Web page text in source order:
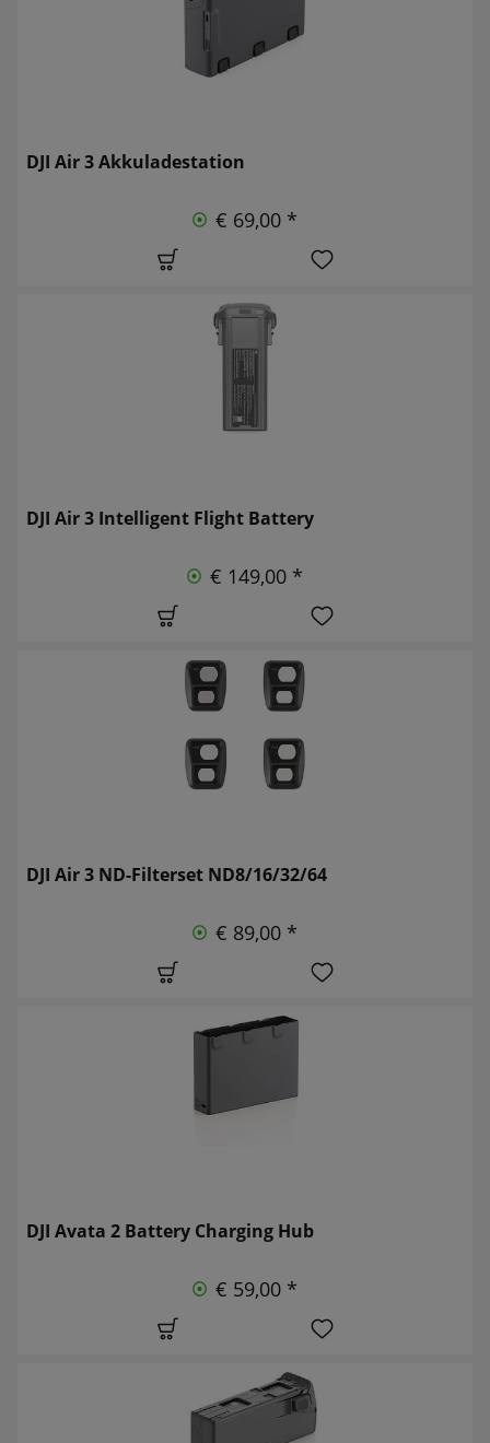
DJI Air 3 Akkuladestation
€ 69,00 *
DJI Air 3 Intelligent Flight Battery
€ 149,00 *
DJI Air 3 ND-Filterset ND8/16/32/64
€ 89,00 *
DJI Avata 2 Battery Charging Hub
€ 59,00 *